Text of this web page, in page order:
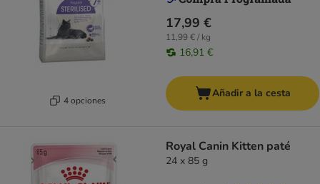
4 opciones
17,99 €
11,99 € / kg
16,91 €
Añadir a la cesta
Royal Canin Kitten paté
24 x 85 g